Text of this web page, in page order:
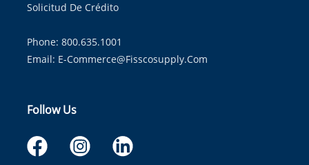
Solicitud De Crédito
Phone: 800.635.1001
Email: E-Commerce@fisscosupply.com
Follow Us